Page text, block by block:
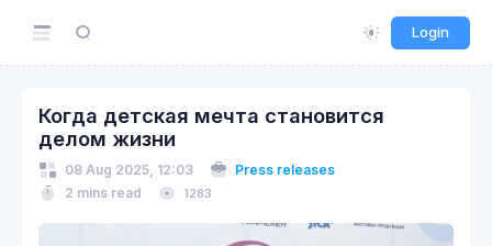
Login
Когда детская мечта становится
делом жизни
08 Aug 2025, 12:03
Press releases
2 mins read
1283